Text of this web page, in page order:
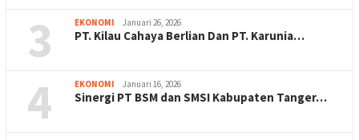
3 EKONOMI Januari 26, 2026
PT. Kilau Cahaya Berlian Dan PT. Karunia…
4 EKONOMI Januari 16, 2026
Sinergi PT BSM dan SMSI Kabupaten Tanger…